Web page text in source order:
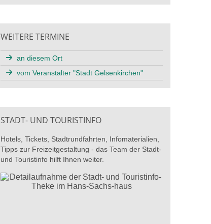
WEITERE TERMINE
an diesem Ort
vom Veranstalter "Stadt Gelsenkirchen"
STADT- UND TOURISTINFO
Hotels, Tickets, Stadtrundfahrten, Infomaterialien,
Tipps zur Freizeitgestaltung - das Team der Stadt-
und Touristinfo hilft Ihnen weiter.